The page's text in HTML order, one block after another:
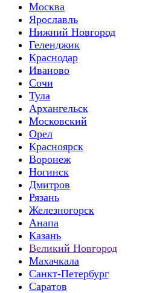
Москва
Ярославль
Нижний Новгород
Геленджик
Краснодар
Иваново
Сочи
Тула
Архангельск
Московский
Орел
Красноярск
Воронеж
Ногинск
Дмитров
Рязань
Железногорск
Анапа
Казань
Великий Новгород
Махачкала
Санкт-Петербург
Саратов